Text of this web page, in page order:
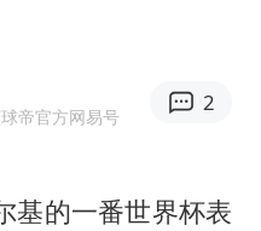
10余省份将出现强风雨 局地特大暴雨
馆》 冲奖
球帝官方网易号
2
基的一番世界杯表